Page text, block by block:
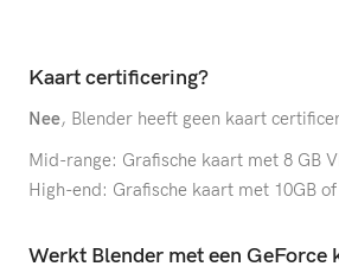
Kaart certificering?
Nee, Blender heeft geen kaart
Mid-range: Grafische kaart met 8 GB
High-end: Grafische kaart met 10GB
Werkt Blender met een GeForce